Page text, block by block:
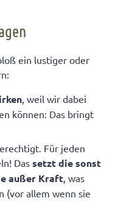
ein lustiger oder
, weil wir dabei
können: Das bringt
Für jeden
Das setzt die sonst
außer Kraft, was
(vor allem wenn sie